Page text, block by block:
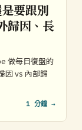
要跟別
歸因、長
做每日復盤的
因 vs 內部歸
1 分鐘 →